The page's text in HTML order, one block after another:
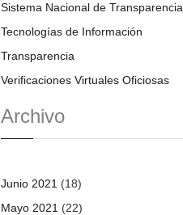
Sistema Nacional de Transparencia
Tecnologías de Información
Transparencia
Verificaciones Virtuales Oficiosas
Archivo
Junio 2021 (18)
Mayo 2021 (22)